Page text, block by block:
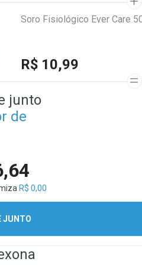
Soro Fisiológico Ever Care
R$ 10,99
junto
de
R$ 0,00
JUNTO